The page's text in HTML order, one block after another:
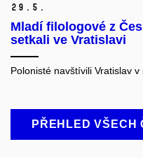
29. 5.
Mladí filologové z
setkali ve Vratislavi
Polonisté navštívili Vratislav
PŘEHLED VŠECH